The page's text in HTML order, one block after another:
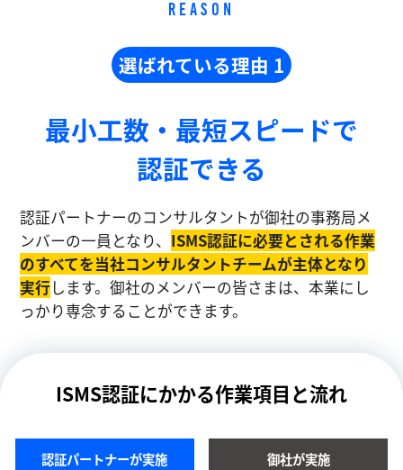
REASON
選ばれている理由 1
最小工数・最短スピードで
認証できる
認証パートナーのコンサルタントが御社の事務局メ
ンバーの一員となり、 ISMS認証に必要とされる作業
のすべてを当社コンサルタントチームが主体となり
実⾏ します。御社のメンバーの皆さまは、本業にし
っかり専念することができます。
ISMS認証にかかる作業項目と流れ
認証パートナーが実施 御社が実施